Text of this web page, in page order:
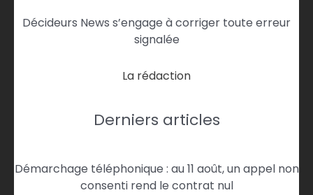
Décideurs News s’engage à corriger toute erreur
signalée
La rédaction
Derniers articles
Démarchage téléphonique : au 11 août, un appel non
consenti rend le contrat nul